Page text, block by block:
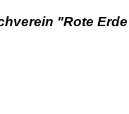
"Rote